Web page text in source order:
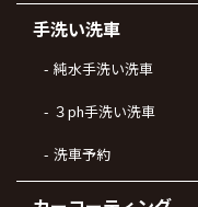
手洗い洗車
純水手洗い洗車
３ph手洗い洗車
洗車予約